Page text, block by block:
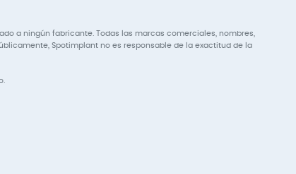
a ningún fabricante. Todas las marcas comerciales, nombres,
Spotimplant no es responsable de la exactitud de la